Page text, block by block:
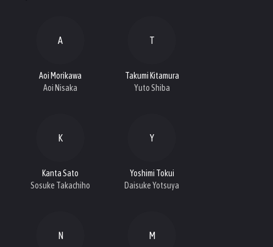
A
Aoi Morikawa
Aoi Nisaka
T
Takumi Kitamura
Yuto Shiba
K
Kanta Sato
Sosuke Takachiho
Y
Yoshimi Tokui
Daisuke Yotsuya
N M